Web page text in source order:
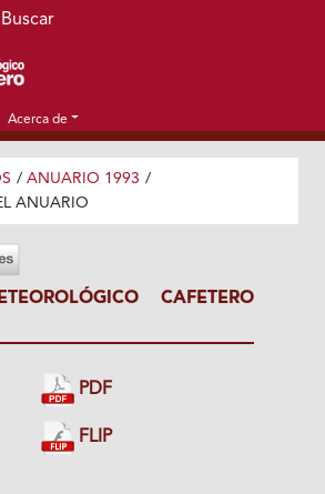
principal
sitio
Buscar
Acerca de
/ ANUARIO 1993 /
ANUARIO
CAFETERO
PDF
FLIP